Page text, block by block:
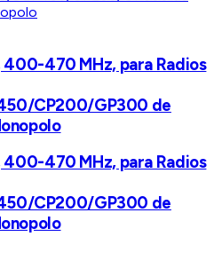
400-470 MHz, para Radios
CP200/GP300 de
400-470 MHz, para Radios
CP200/GP300 de